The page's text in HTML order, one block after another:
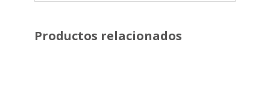
Productos relacionados